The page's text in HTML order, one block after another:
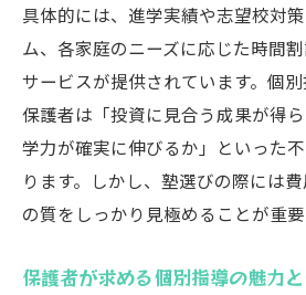
みよし市の教育施策が個
響
個別指導の環境整備が成
理由
教育投資に積極的な家庭が重
個別指導選びで家庭が重
家庭が個別指導に期待す
具体的には、進学実績や志望校対
ム、各家庭のニーズに応じた時間
サービスが提供されています。個別
保護者は「投資に見合う成果が得
学力が確実に伸びるか」といった
ります。しかし、塾選びの際には
の質をしっかり見極めることが重要
保護者が求める個別指導の魅力